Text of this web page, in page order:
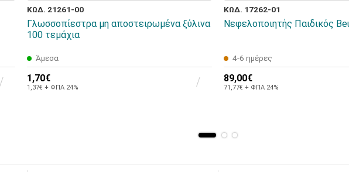
ΚΩΔ. 21261-00
Γλωσσοπίεστρα μη αποστειρωμένα ξύλινα
100 τεμάχια
Άμεσα
1,70€
1,37€ + ΦΠΑ 24%
ΚΩΔ. 17262-01
Νεφελοποιητής Παιδικός
4-6 ημέρες
89,00€
71,77€ + ΦΠΑ 24%